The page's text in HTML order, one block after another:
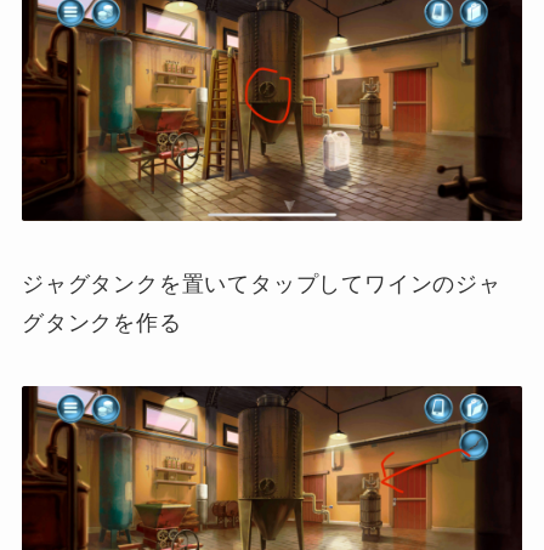
ジャグタンクを置いてタップしてワインのジャ
グタンクを作る